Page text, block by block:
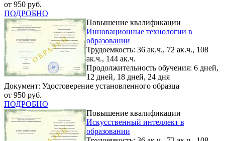
от 950 руб.
ПОДРОБНО
Повышение квалификации
Инновационные технологии в
образовании
Трудоемкость: 36 ак.ч., 72 ак.ч., 108
ак.ч., 144 ак.ч.
Продолжительность обучения: 6 дней,
12 дней, 18 дней, 24 дня
Документ: Удостоверение установленного образца
от 950 руб.
ПОДРОБНО
Повышение квалификации
Искусственный интеллект в
образовании